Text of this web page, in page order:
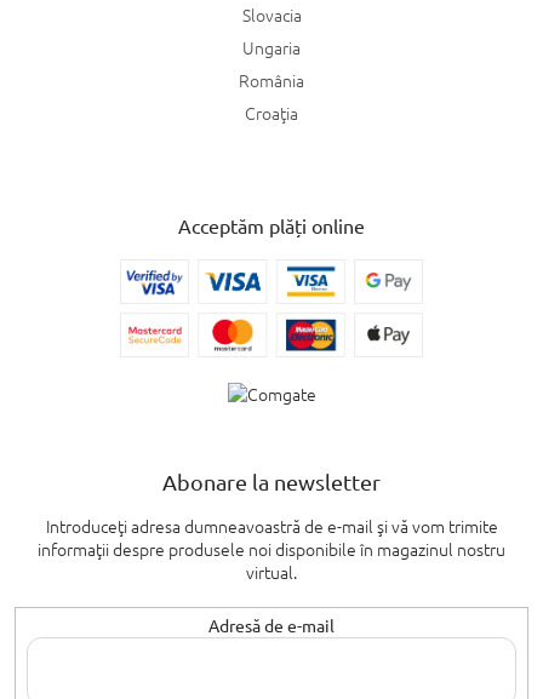
Slovacia
Ungaria
România
Croaţia
Acceptăm plăți online
Abonare la newsletter
Introduceţi adresa dumneavoastră de e-mail şi vă vom trimite
informaţii despre produsele noi disponibile în magazinul nostru
virtual.
Adresă de e-mail